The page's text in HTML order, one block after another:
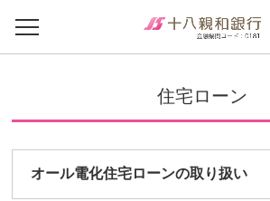
住宅ローン
オール電化住宅ローンの取り扱い